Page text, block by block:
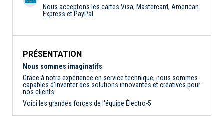
Nous acceptons les cartes Visa, Mastercard, American
Express et PayPal.
PRÉSENTATION
Nous sommes imaginatifs
Grâce à notre expérience en service technique, nous sommes
capables d'inventer des solutions innovantes et créatives pour
nos clients.
Voici les grandes forces de l'équipe Électro-5